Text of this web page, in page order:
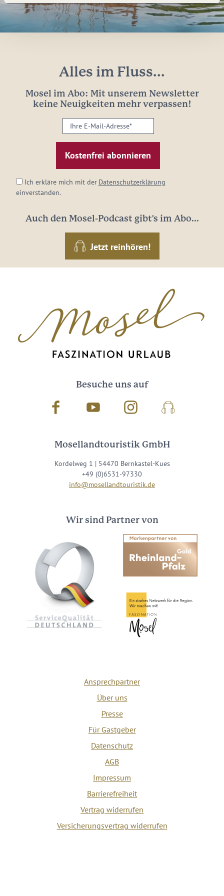
Alles im Fluss...
Mosel im Abo: Mit unserem Newsletter
keine Neuigkeiten mehr verpassen!
Ihre
E-
Mail-
Adresse:
Ich erkläre mich mit der Datenschutzerklärung
einverstanden.
Auch den Mosel-Podcast gibt's im Abo...
Jetzt reinhören!
Besuche uns auf
Facebook Youtube InstagramPodcast
Mosellandtouristik GmbH
Kordelweg 1 | 54470 Bernkastel-Kues
+49 (0)6531-97330
info@mosellandtouristik.de
Wir sind Partner von
Ansprechpartner
Über uns
Presse
Für Gastgeber
Datenschutz
AGB
Impressum
Barrierefreiheit
Vertrag widerrufen
Versicherungsvertrag widerrufen